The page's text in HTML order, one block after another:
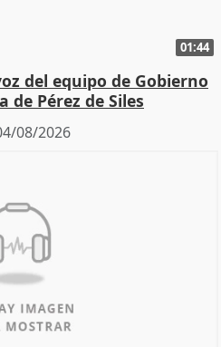
01:44
del equipo de Gobierno
Pérez de Siles
08/2026